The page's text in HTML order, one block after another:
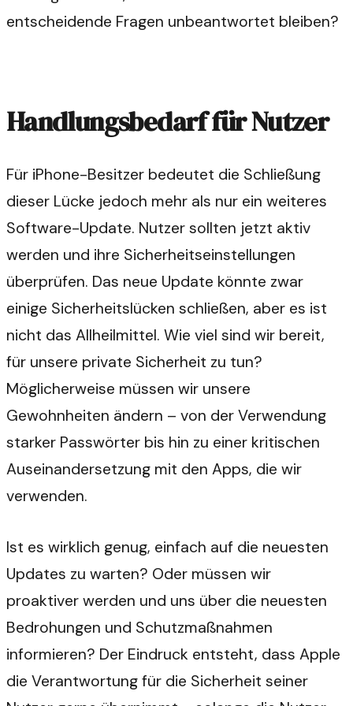
entscheidende Fragen unbeantwortet bleiben?
Handlungsbedarf für Nutzer
Für iPhone-Besitzer bedeutet die Schließung
dieser Lücke jedoch mehr als nur ein weiteres
Software-Update. Nutzer sollten jetzt aktiv
werden und ihre Sicherheitseinstellungen
überprüfen. Das neue Update könnte zwar
einige Sicherheitslücken schließen, aber es ist
nicht das Allheilmittel. Wie viel sind wir bereit,
für unsere private Sicherheit zu tun?
Möglicherweise müssen wir unsere
Gewohnheiten ändern – von der Verwendung
starker Passwörter bis hin zu einer kritischen
Auseinandersetzung mit den Apps, die wir
verwenden.
Ist es wirklich genug, einfach auf die neuesten
Updates zu warten? Oder müssen wir
proaktiver werden und uns über die neuesten
Bedrohungen und Schutzmaßnahmen
informieren? Der Eindruck entsteht, dass Apple
die Verantwortung für die Sicherheit seiner